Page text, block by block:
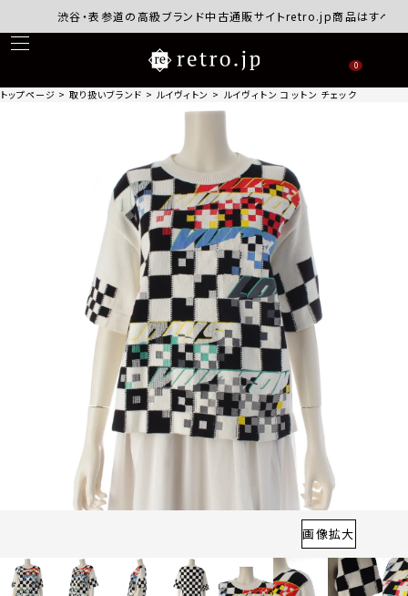
渋谷・表参道の高級ブランド中古通販サイトretro.jp商品はすべて正規
0
トップページ 取り扱いブランド ルイヴィトン ルイヴィトン コットン チェック 半袖 ニ
画像拡大